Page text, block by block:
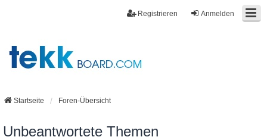
Anmelden
Registrieren
Startseite Foren-Übersicht
Unbeantwortete Themen